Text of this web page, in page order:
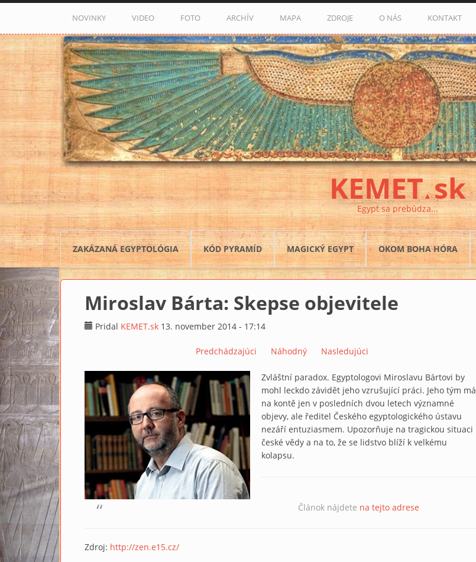
Skočiť na hlavný obsah
NOVINKY VIDEO FOTO ARCHÍV MAPA ZDROJE O NÁS KONTAKT
KEMET▲sk
Egypt sa prebúdza...
ZAKÁZANÁ EGYPTOLÓGIA KÓD PYRAMÍD MAGICKÝ EGYPT OKOM BOHA HÓRA
Miroslav Bárta: Skepse objevitele
Pridal KEMET.sk 13. november 2014 - 17:14
Predchádzajúci Náhodný Nasledujúci
Zvláštní paradox. Egyptologovi Miroslavu Bártovi by
mohl leckdo závidět jeho vzrušující práci. Jeho tým má
na kontě jen v posledních dvou letech významné
objevy, ale ředitel Českého egyptologického ústavu
nezáří entuziasmem. Upozorňuje na tragickou situaci
české vědy a na to, že se lidstvo blíží k velkému
kolapsu.
Článok nájdete na tejto adrese
Zdroj: http://zen.e15.cz/